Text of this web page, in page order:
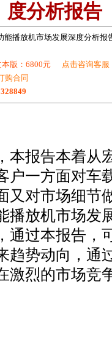
度分析报告
能播放机市场发展深度分析报
本版：6800元
点击咨询客服
购合同
报告本着从
户一方面对车
又对市场细节
播放机市场发
通过本报告，
趋势动向，通
激烈的市场竞